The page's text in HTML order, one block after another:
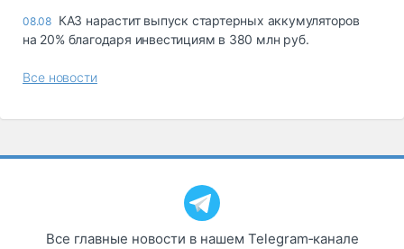
08.08 КАЗ нарастит выпуск стартерных аккумуляторов
на 20% благодаря инвестициям в 380 млн руб.
Все новости
Все главные новости в нашем Telegram‑канале